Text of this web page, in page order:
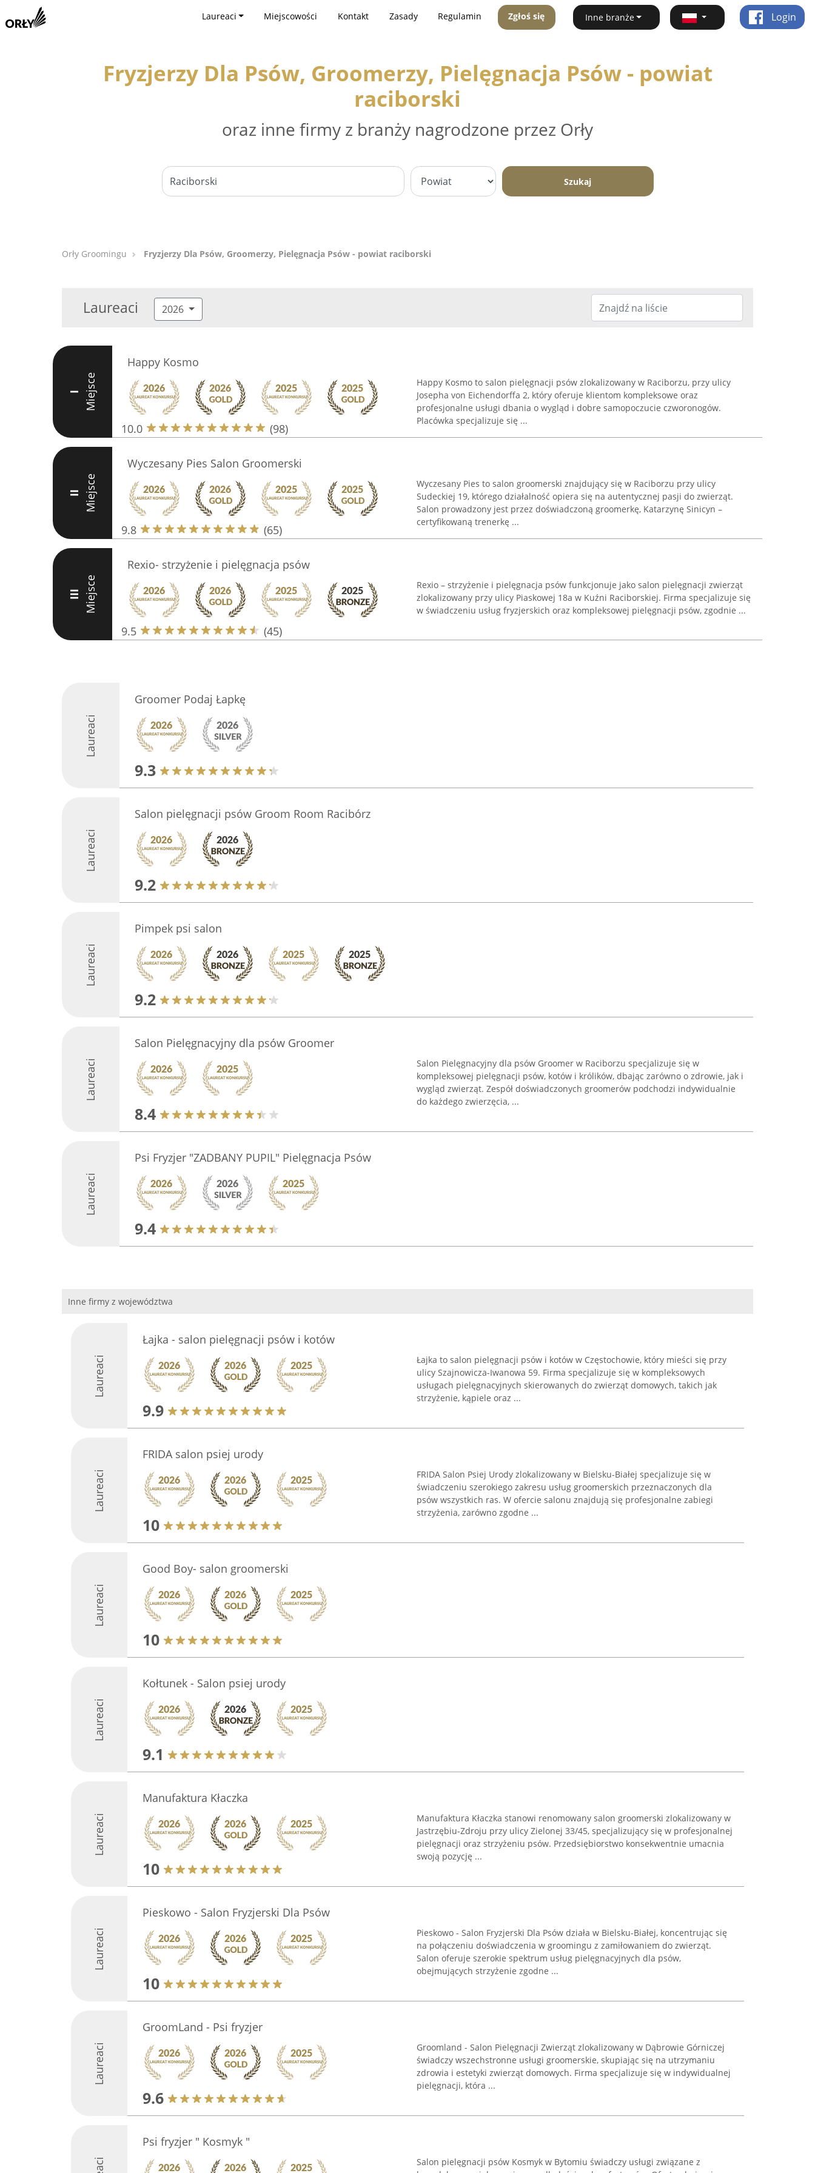
Laureaci Miejscowości Kontakt Zasady Regulamin Zgłoś się Inne branże Login
Fryzjerzy Dla Psów, Groomerzy, Pielęgnacja Psów - powiat
raciborski
oraz inne firmy z branży nagrodzone przez Orły
Szukaj
Orły Groomingu Fryzjerzy Dla Psów, Groomerzy, Pielęgnacja Psów - powiat raciborski
Laureaci 2026
I Miejsce
Happy Kosmo
10.0 (98)
Happy Kosmo to salon pielęgnacji psów zlokalizowany w Raciborzu, przy ulicy
Josepha von Eichendorffa 2, który oferuje klientom kompleksowe oraz
profesjonalne usługi dbania o wygląd i dobre samopoczucie czworonogów.
Placówka specjalizuje się ...
II Miejsce
Wyczesany Pies Salon Groomerski
9.8 (65)
Wyczesany Pies to salon groomerski znajdujący się w Raciborzu przy ulicy
Sudeckiej 19, którego działalność opiera się na autentycznej pasji do zwierząt.
Salon prowadzony jest przez doświadczoną groomerkę, Katarzynę Sinicyn –
certyfikowaną trenerkę ...
III Miejsce
Rexio- strzyżenie i pielęgnacja psów
9.5 (45)
Rexio – strzyżenie i pielęgnacja psów funkcjonuje jako salon pielęgnacji zwierząt
zlokalizowany przy ulicy Piaskowej 18a w Kuźni Raciborskiej. Firma specjalizuje się
w świadczeniu usług fryzjerskich oraz kompleksowej pielęgnacji psów, zgodnie ...
Laureaci
Groomer Podaj Łapkę
9.3
Laureaci
Salon pielęgnacji psów Groom Room Racibórz
9.2
Laureaci
Pimpek psi salon
9.2
Laureaci
Salon Pielęgnacyjny dla psów Groomer
8.4
Salon Pielęgnacyjny dla psów Groomer w Raciborzu specjalizuje się w
kompleksowej pielęgnacji psów, kotów i królików, dbając zarówno o zdrowie, jak i
wygląd zwierząt. Zespół doświadczonych groomerów podchodzi indywidualnie
do każdego zwierzęcia, ...
Laureaci
Psi Fryzjer "ZADBANY PUPIL" Pielęgnacja Psów
9.4
Inne firmy z województwa
Laureaci
Łajka - salon pielęgnacji psów i kotów
9.9
Łajka to salon pielęgnacji psów i kotów w Częstochowie, który mieści się przy
ulicy Szajnowicza-Iwanowa 59. Firma specjalizuje się w kompleksowych
usługach pielęgnacyjnych skierowanych do zwierząt domowych, takich jak
strzyżenie, kąpiele oraz ...
Laureaci
FRIDA salon psiej urody
10
FRIDA Salon Psiej Urody zlokalizowany w Bielsku-Białej specjalizuje się w
świadczeniu szerokiego zakresu usług groomerskich przeznaczonych dla
psów wszystkich ras. W ofercie salonu znajdują się profesjonalne zabiegi
strzyżenia, zarówno zgodne ...
Laureaci
Good Boy- salon groomerski
10
Laureaci
Kołtunek - Salon psiej urody
9.1
Laureaci
Manufaktura Kłaczka
10
Manufaktura Kłaczka stanowi renomowany salon groomerski zlokalizowany w
Jastrzębiu-Zdroju przy ulicy Zielonej 33/45, specjalizujący się w profesjonalnej
pielęgnacji oraz strzyżeniu psów. Przedsiębiorstwo konsekwentnie umacnia
swoją pozycję ...
Laureaci
Pieskowo - Salon Fryzjerski Dla Psów
10
Pieskowo - Salon Fryzjerski Dla Psów działa w Bielsku-Białej, koncentrując się
na połączeniu doświadczenia w groomingu z zamiłowaniem do zwierząt.
Salon oferuje szerokie spektrum usług pielęgnacyjnych dla psów,
obejmujących strzyżenie zgodne ...
Laureaci
GroomLand - Psi fryzjer
9.6
Groomland - Salon Pielęgnacji Zwierząt zlokalizowany w Dąbrowie Górniczej
świadczy wszechstronne usługi groomerskie, skupiając się na utrzymaniu
zdrowia i estetyki zwierząt domowych. Firma specjalizuje się w indywidualnej
pielęgnacji, która ...
Psi fryzjer " Kosmyk "
Salon pielęgnacji psów Kosmyk w Bytomiu świadczy usługi związane z